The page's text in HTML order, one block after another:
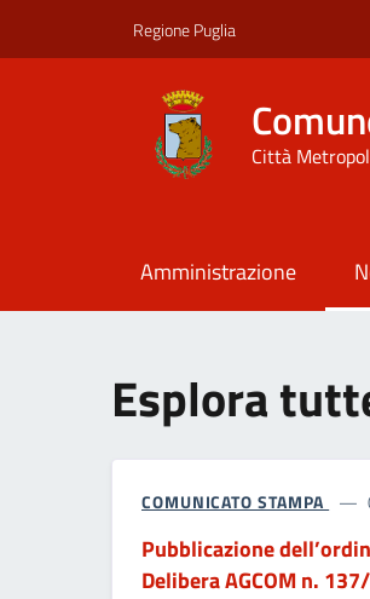
Regione Puglia
Città
Amministrazione
Esplora
COMUNICATO STAMPA
Pubblicazione
Delibera AGCOM n.